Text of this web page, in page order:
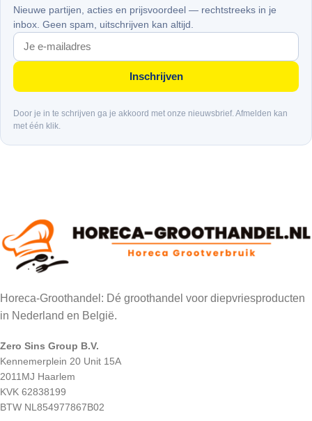
Nieuwe partijen, acties en prijsvoordeel — rechtstreeks in je
inbox. Geen spam, uitschrijven kan altijd.
Inschrijven
Door je in te schrijven ga je akkoord met onze nieuwsbrief. Afmelden kan
met één klik.
Horeca-Groothandel: Dé groothandel voor diepvriesproducten
in Nederland en België.
Zero Sins Group B.V.
Kennemerplein 20 Unit 15A
2011MJ Haarlem
KVK 62838199
BTW NL854977867B02